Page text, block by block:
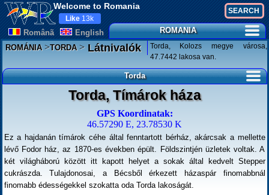
Welcome to Romania
Românã English
Like 13k
ROMANIA
ROMÁNIA>TORDA>Látnivalók
Torda, Kolozs megye városa,
47.7442 lakosa van.
Torda
Torda, Tímárok háza
GPS Koordinatak:
46.57290 E, 23.78530 K
Ez a hajdanán tímárok céhe által fenntartott bérház, akárcsak a mellette
lévő Fodor ház, az 1870-es években épült. Földszintjén üzletek voltak. A
két világháború között itt kapott helyet a sokak által kedvelt Stepper
cukrászda. Tulajdonosai, a Bécsből érkezett házaspár finomabbnál
finomabb édességekkel szokatta oda Torda lakoságát.